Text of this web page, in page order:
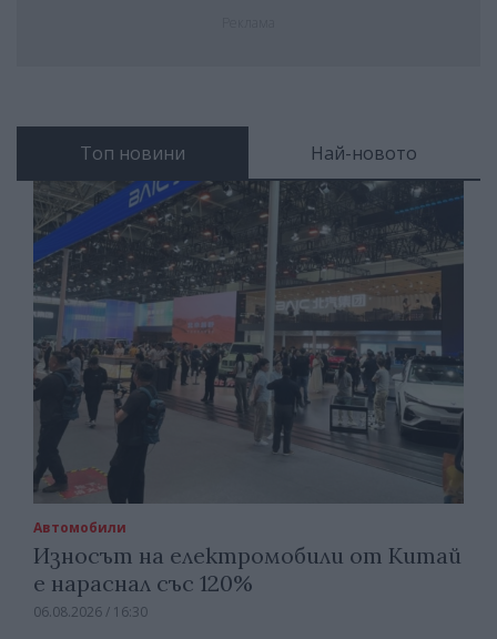
Топ новини Най-новото
Автомобили
Износът на електромобили от Китай
е нараснал със 120%
06.08.2026 / 16:30